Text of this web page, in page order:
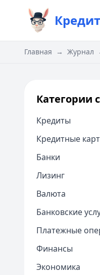
Главная → Журнал
Категории
Кредиты
Кредитные
Банки
Лизинг
Валюта
Банковские
Платежные
Финансы
Экономика